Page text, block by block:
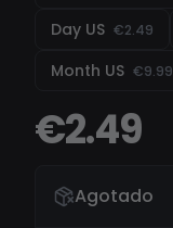
Day US €2.49
Month US €9.99
€2.49
Agotado